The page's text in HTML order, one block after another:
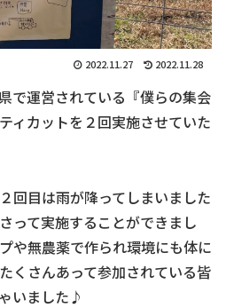
2022.11.27 2022.11.28
で運営されている『僕らの集会
ィカットを２回実施させていた
回目は雨が降ってしまいました
って実施することができまし
や無農薬で作られ環境にも体に
くさんあって参加されている皆
いました♪